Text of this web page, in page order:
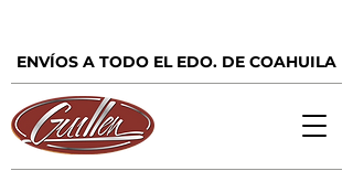
ENVÍOS A TODO EL EDO. DE COAHUILA